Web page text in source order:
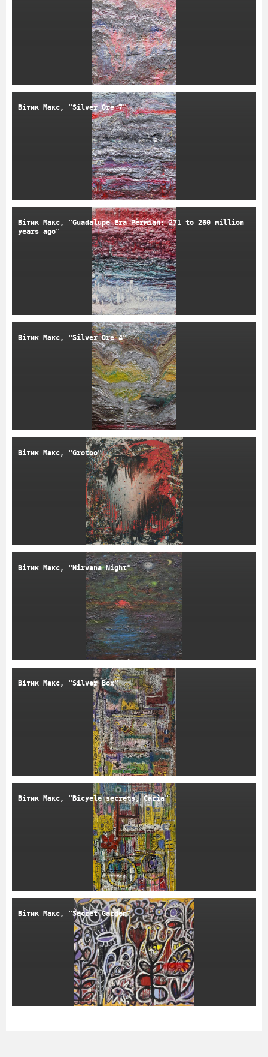
Вітик Макс, "Silver Ore 7"
Вітик Макс, "Guadalupe Era Permian: 271 to 260 million
years ago"
Вітик Макс, "Silver Ore 4"
Вітик Макс, "Grotoo"
Вітик Макс, "Nirvana Night"
Вітик Макс, "Silver Box"
Вітик Макс, "Bicyele secrets, Caria"
Вітик Макс, "Secret Garden"